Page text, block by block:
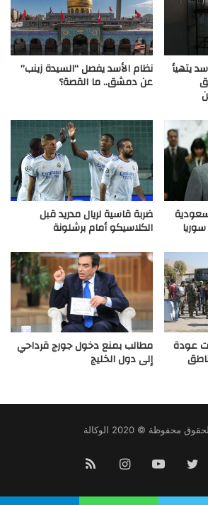
يتهيأ نظام الأسد يفصل “السيدة زينب”
عن دمشق.. ما القصة؟
ضربة قاسية لريال مدريد قبل
الكلاسيكو أمام برشلونة
عودة مطالب بمنع دخول جورج قرداحي
إلى دول الخليج
محفوظة © 2020 الوكالة
تويتر يوتيوب انستقرام
الموقع